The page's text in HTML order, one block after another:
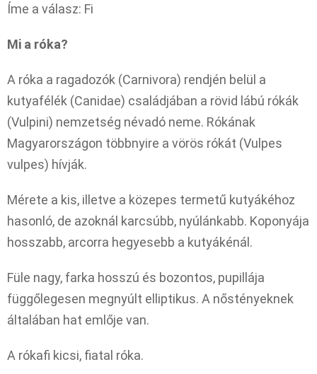
Íme a válasz: Fi
Mi a róka?
A róka a ragadozók (Carnivora) rendjén belül a
kutyafélék (Canidae) családjában a rövid lábú rókák
(Vulpini) nemzetség névadó neme. Rókának
Magyarországon többnyire a vörös rókát (Vulpes
vulpes) hívják.
Mérete a kis, illetve a közepes termetű kutyákéhoz
hasonló, de azoknál karcsúbb, nyúlánkabb. Koponyája
hosszabb, arcorra hegyesebb a kutyákénál.
Füle nagy, farka hosszú és bozontos, pupillája
függőlegesen megnyúlt elliptikus. A nőstényeknek
általában hat emlője van.
A rókafi kicsi, fiatal róka.